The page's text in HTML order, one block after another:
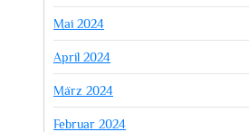
Mai 2024
April 2024
März 2024
Februar 2024